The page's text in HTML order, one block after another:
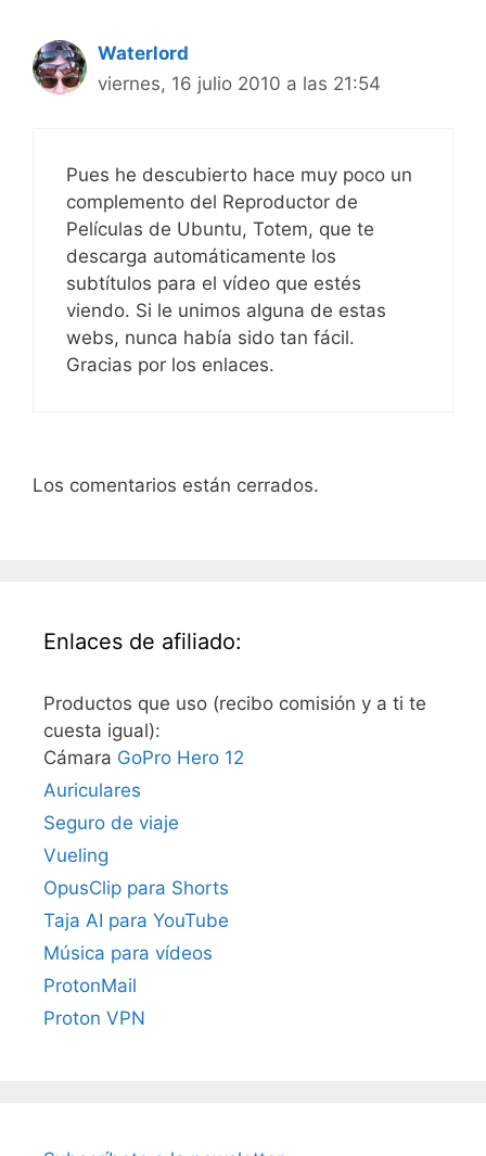
Waterlord
viernes, 16 julio 2010 a las 21:54
Pues he descubierto hace muy poco un
complemento del Reproductor de
Películas de Ubuntu, Totem, que te
descarga automáticamente los
subtítulos para el vídeo que estés
viendo. Si le unimos alguna de estas
webs, nunca había sido tan fácil.
Gracias por los enlaces.
Los comentarios están cerrados.
Enlaces de afiliado:
Productos que uso (recibo comisión y a ti te
cuesta igual):
Cámara GoPro Hero 12
Auriculares
Seguro de viaje
Vueling
OpusClip para Shorts
Taja AI para YouTube
Música para vídeos
ProtonMail
Proton VPN